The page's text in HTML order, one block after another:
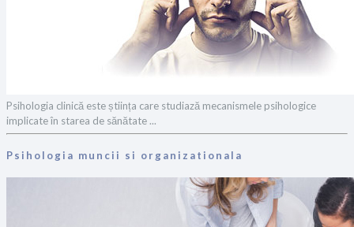
Psihologia clinică este știința care studiază mecanismele psihologice
implicate în starea de sănătate ...
Psihologia muncii si organizationala